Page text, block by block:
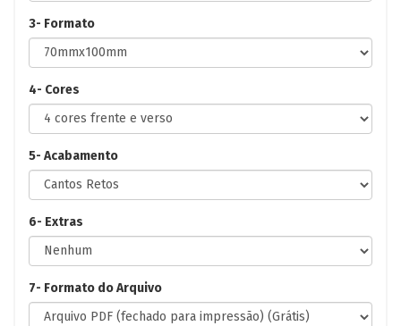
3- Formato
4- Cores
5- Acabamento
6- Extras
7- Formato do Arquivo